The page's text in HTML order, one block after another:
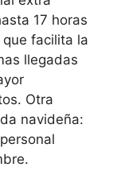
17 horas
facilita la
llegadas
Otra
navideña: